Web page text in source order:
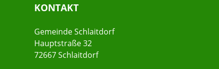
KONTAKT
Gemeinde Schlaitdorf
Hauptstraße 32
72667 Schlaitdorf